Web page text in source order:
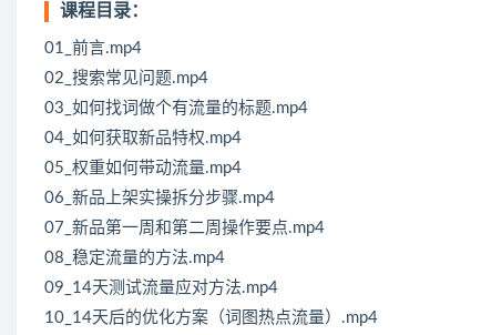
课程目录：
01_前言.mp4
02_搜索常见问题.mp4
03_如何找词做个有流量的标题.mp4
04_如何获取新品特权.mp4
05_权重如何带动流量.mp4
06_新品上架实操拆分步骤.mp4
07_新品第一周和第二周操作要点.mp4
08_稳定流量的方法.mp4
09_14天测试流量应对方法.mp4
10_14天后的优化方案（词图热点流量）.mp4